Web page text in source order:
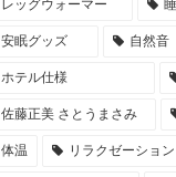
レッグウォーマー
安眠グッズ 自然音
ホテル仕様
佐藤正美 さとうまさみ
体温 リラクゼーショ